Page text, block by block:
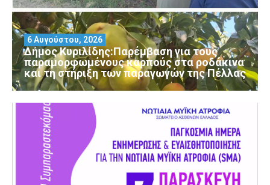
Δήμος Κυριλίδης:Παρέμβαση για τους
παραμορφωμένους καρπούς στα ροδάκινα
και τη στήριξη των παραγωγών της Πέλλας
6 Αυγούστου, 2026